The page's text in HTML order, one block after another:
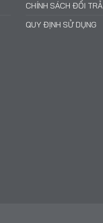
CHÍNH SÁCH ĐỔI TRẢ
QUY ĐỊNH SỬ DỤNG